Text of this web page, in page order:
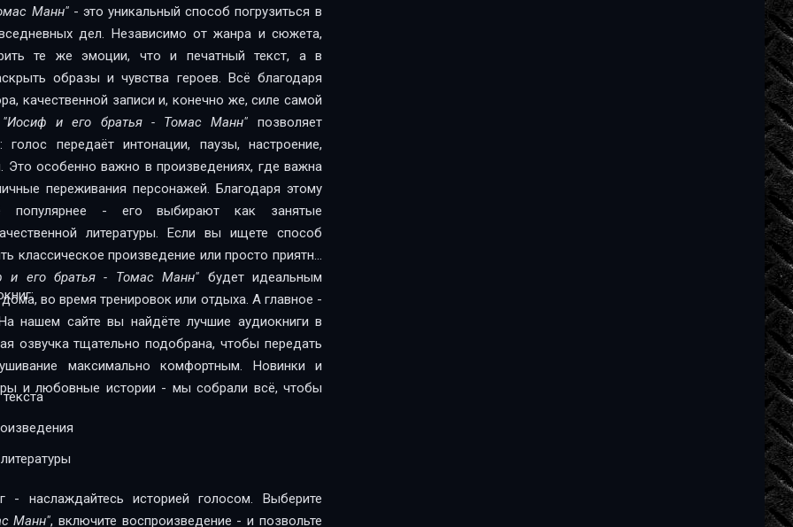
Манн"- это уникальный способ погрузиться в
дел. Независимо от жанра и сюжета,
те же эмоции, что и печатный текст, а в
образы и чувства героев. Всё благодаря
качественной записи и, конечно же, силе самой
"Иосиф и его братья - Томас Манн" позволяет
передаёт интонации, паузы, настроение,
Это особенно важно в произведениях, где важна
переживания персонажей. Благодаря этому
популярнее - его выбирают как занятые
Если вы ищете способ
классическое произведение или просто приятно
и его братья - Томас Манн" будет идеальным
во время тренировок или отдыха. А главное -
нашем сайте вы найдёте лучшие аудиокниги в
озвучка тщательно подобрана, чтобы передать
максимально комфортным. Новинки и
и любовные истории - мы собрали всё, чтобы
- наслаждайтесь историей голосом. Выберите
Манн", включите воспроизведение - и позвольте